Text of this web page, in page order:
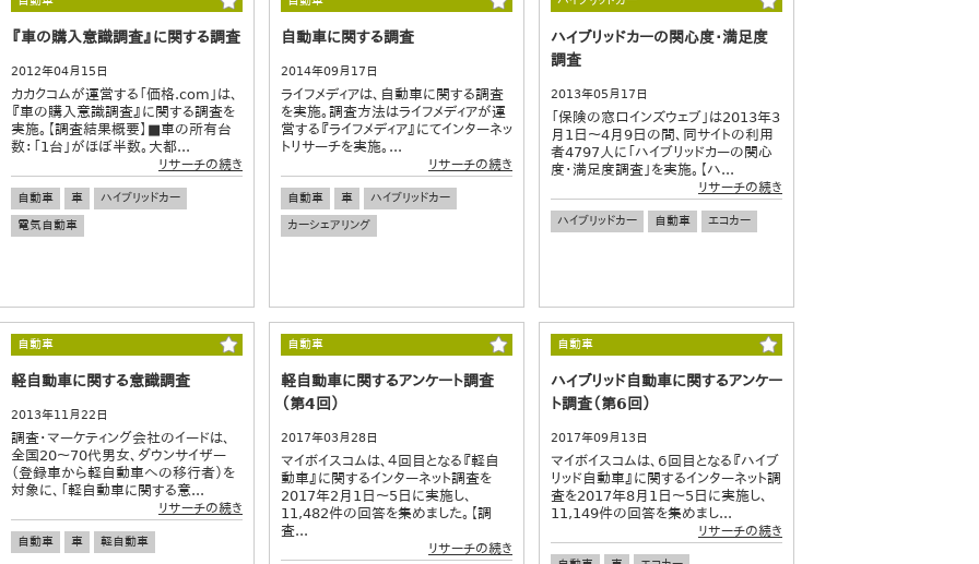
『車の購入意識調査』に関する調査
2012年04月15日
カカクコムが運営する「価格.com」は、
『車の購入意識調査』に関する調査を
実施。【調査結果概要】■車の所有台
数：「1台」がほぼ半数。大都...
リサーチの続き
自動車 車
ハイブリッドカー
電気自動車
自動車に関する調査
2014年09月17日
ライフメディアは、自動車に関する調査
を実施。調査方法はライフメディアが運
営する『ライフメディア』にてインターネッ
トリサーチを実施。...
リサーチの続き
自動車 車
ハイブリッドカー
カーシェアリング
ハイブリッドカーの関心度・満足度
調査
2013年05月17日
「保険の窓口インズウェブ」は2013年3
月1日～4月9日の間、同サイトの利用
者4797人に「ハイブリッドカーの関心
度・満足度調査」を実施。【ハ...
リサーチの続き
ハイブリッドカー 自動車 エコカー
自動車
軽自動車に関する意識調査
2013年11月22日
調査・マーケティング会社のイードは、
全国20～70代男女、ダウンサイザー
（登録車から軽自動車への移行者）を
対象に、「軽自動車に関する意...
リサーチの続き
自動車 車 軽自動車
自動車
軽自動車に関するアンケート調査
（第4回）
2017年03月28日
マイボイスコムは、４回目となる『軽自
動車』に関するインターネット調査を
2017年2月1日～5日に実施し、
11,482件の回答を集めました。【調
査...
リサーチの続き
自動車
ハイブリッド自動車に関するアンケー
ト調査（第6回）
2017年09月13日
マイボイスコムは、６回目となる『ハイブ
リッド自動車』に関するインターネット調
査を2017年8月1日～5日に実施し、
11,149件の回答を集めまし...
リサーチの続き